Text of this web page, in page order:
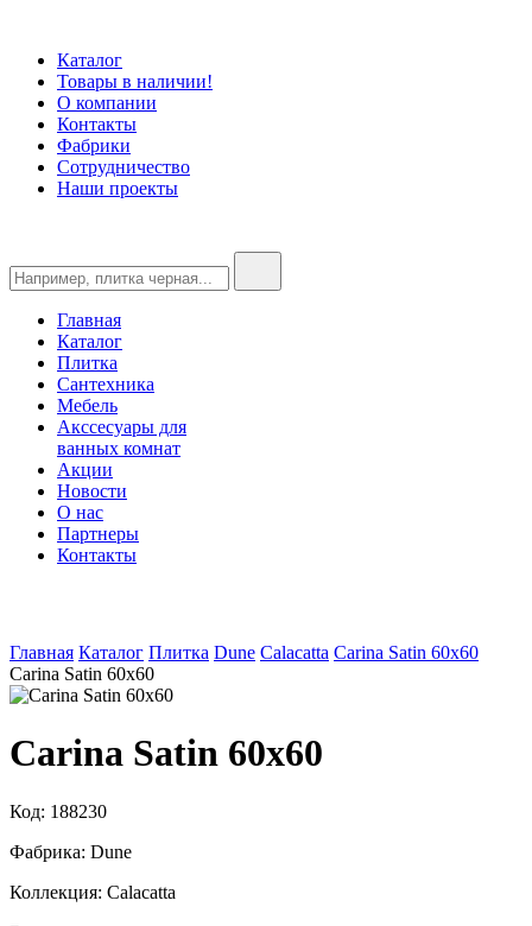
Каталог
Товары в наличии!
О компании
Контакты
Фабрики
Сотрудничество
Наши проекты
Главная
Каталог
Плитка
Сантехника
Мебель
Акссесуары для
ванных комнат
Акции
Новости
О нас
Партнеры
Контакты
Главная Каталог Плитка Dune Calacatta Carina Satin 60x60
Carina Satin 60x60
Carina Satin 60x60
Код: 188230
Фабрика: Dune
Коллекция: Calacatta